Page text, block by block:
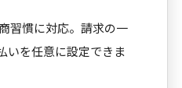
習慣に対応。請求の一
いを任意に設定できま